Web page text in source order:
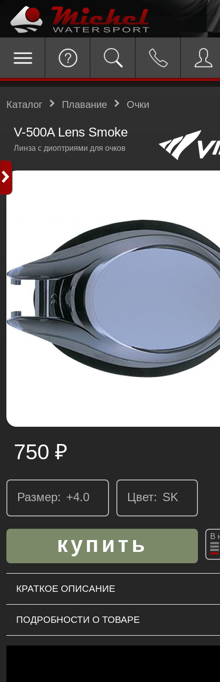
Каталог Плавание Очки
V-500A Lens Smoke
Линза с диоптриями для очков
750 ₽
Размер: Цвет:
В
КРАТКОЕ ОПИСАНИЕ
ПОДРОБНОСТИ О ТОВАРЕ